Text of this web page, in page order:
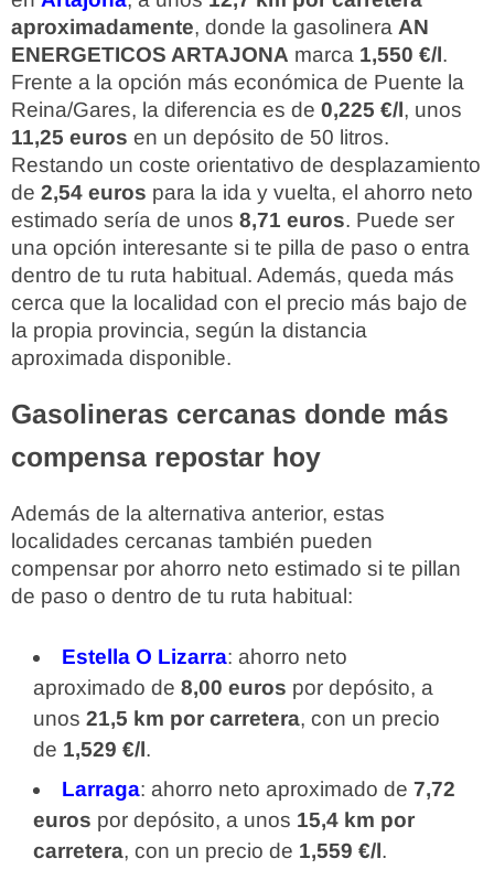
aproximadamente, donde la gasolinera AN
ENERGETICOS ARTAJONA marca 1,550 €/l.
Frente a la opción más económica de Puente la
Reina/Gares, la diferencia es de 0,225 €/l, unos
11,25 euros en un depósito de 50 litros.
Restando un coste orientativo de desplazamiento
de 2,54 euros para la ida y vuelta, el ahorro neto
estimado sería de unos 8,71 euros. Puede ser
una opción interesante si te pilla de paso o entra
dentro de tu ruta habitual. Además, queda más
cerca que la localidad con el precio más bajo de
la propia provincia, según la distancia
aproximada disponible.
Gasolineras cercanas donde más
compensa repostar hoy
Además de la alternativa anterior, estas
localidades cercanas también pueden
compensar por ahorro neto estimado si te pillan
de paso o dentro de tu ruta habitual:
Estella O Lizarra: ahorro neto
aproximado de 8,00 euros por depósito, a
unos 21,5 km por carretera, con un precio
de 1,529 €/l.
Larraga: ahorro neto aproximado de 7,72
euros por depósito, a unos 15,4 km por
carretera, con un precio de 1,559 €/l.